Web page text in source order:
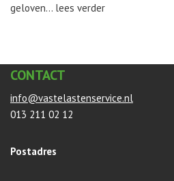
geloven… lees verder
CONTACT
info@vastelastenservice.nl
013 211 02 12
Postadres